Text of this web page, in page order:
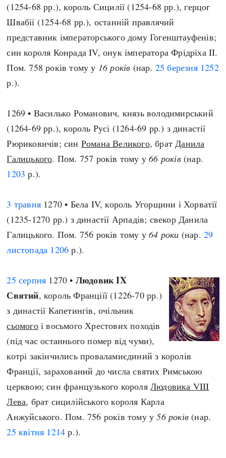
(1254-68 рр.), король Сицилії (1254-68 рр.), герцог
Швабії (1254-68 рр.), останній правлячий
представник імператорського дому Гогенштауфенів;
син короля Конрада IV, онук імператора Фрідріха II.
Пом. 758 років тому у 16 років (нар. 25 березня 1252
р.).
1269 • Василько Романович, князь володимирський
(1264-69 рр.), король Русі (1264-69 рр.) з династії
Рюриковичів; син Романа Великого, братДанила
Галицького. Пом. 757 років тому у66 років(нар.
1203 р.).
3 травня 1270 • Бела IV, король Угорщини і Хорватії
(1235-1270 рр.) з династії Арпадів; свекор Данила
Галицького. Пом. 756 років тому у64 роки (нар.29
листопада 1206 р.).
25 серпня 1270 • Людовик IX
Святий, король Франціїї (1226-70 рр.)
з династії Капетингів, очільник
сьомогоі восьмого Хрестових походів
(під час останнього помер від чуми),
котрі закінчились проваламиєдиний з королів
Франції, зарахований до числа святих Римською
церквою; син французького короляЛюдовика VIII
Лева, брат сицилійського короля Карла
Анжуйського. Пом. 756 років тому у56 років (нар.
25 квітня 1214 р.).